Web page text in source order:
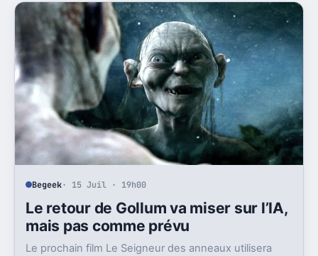
Begeek· 15 Juil · 19h00
Le retour de Gollum va miser sur l’IA,
mais pas comme prévu
Le prochain film Le Seigneur des anneaux utilisera